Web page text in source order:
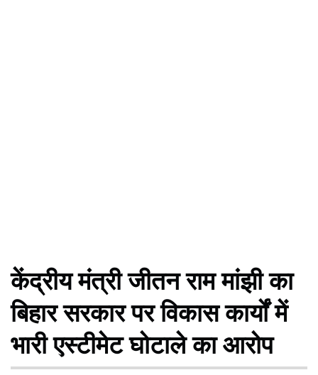
केंद्रीय मंत्री जीतन राम मांझी का
बिहार सरकार पर विकास कार्यों में
भारी एस्टीमेट घोटाले का आरोप